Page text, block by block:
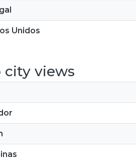
Unidos
city views